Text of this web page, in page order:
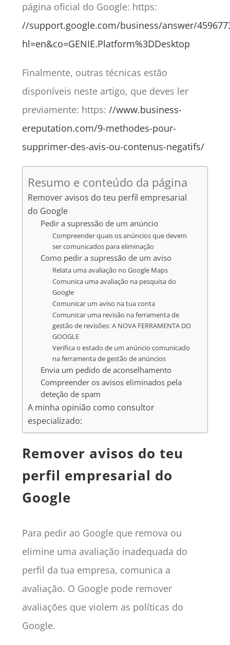
página oficial do Google: https:
//support.google.com/business/answer/
hl=en&co=GENIE.Platform%3DDesktop
Finalmente, outras técnicas estão
disponíveis neste artigo, que deves ler
previamente: https: //www.business-
ereputation.com/9-methodes-pour-
supprimer-des-avis-ou-contenus-negatifs/
Resumo e conteúdo da página
Remover avisos do teu perfil empresarial
do Google
Pedir a supressão de um anúncio
Compreender quais os anúncios que devem
ser comunicados para eliminação
Como pedir a supressão de um aviso
Relata uma avaliação no Google Maps
Comunica uma avaliação na pesquisa do
Google
Comunicar um aviso na tua conta
Comunicar uma revisão na ferramenta de
gestão de revisões: A NOVA FERRAMENTA DO
GOOGLE
Verifica o estado de um anúncio comunicado
na ferramenta de gestão de anúncios
Envia um pedido de aconselhamento
Compreender os avisos eliminados pela
deteção de spam
A minha opinião como consultor
especializado:
Remover avisos do teu
perfil empresarial do
Google
Para pedir ao Google que remova ou
elimine uma avaliação inadequada do
perfil da tua empresa, comunica a
avaliação. O Google pode remover
avaliações que violem as políticas do
Google.